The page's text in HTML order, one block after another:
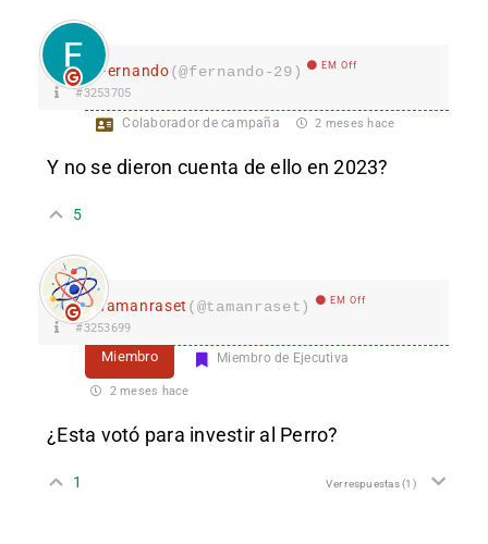
Fernando(@fernando-29) EM Off
#3253705
Colaborador de campaña 2 meses hace
Y no se dieron cuenta de ello en 2023?
5
Tamanraset (@tamanraset) EM Off
#3253699
Miembro Miembro de Ejecutiva
2 meses hace
¿Esta votó para investir al Perro?
1 Ver respuestas(1)